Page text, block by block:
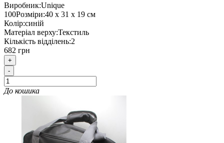
Виробник:Unique
100Розміри:40 х 31 х 19 см
Колір:синій
Матеріал верху:Текстиль
Кількість відділень:2
682 грн
+
-
До кошика